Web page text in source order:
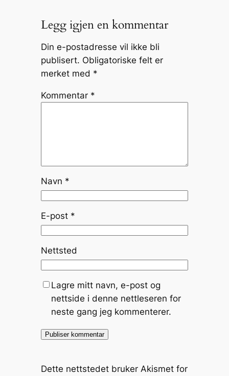
Legg igjen en kommentar
Din e-postadresse vil ikke bli
publisert. Obligatoriske felt er
merket med *
Kommentar *
Navn *
E-post *
Nettsted
Lagre mitt navn, e-post og
nettside i denne nettleseren for
neste gang jeg kommenterer.
Dette nettstedet bruker Akismet for